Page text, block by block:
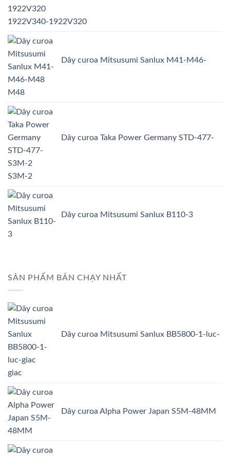
1922V340-1922V320
Dây curoa Mitsusumi Sanlux M41-M46-
M48
Dây curoa Taka Power Germany STD-477-
S3M-2
Dây curoa Mitsusumi Sanlux B110-3
SẢN PHẨM BÁN CHẠY NHẤT
Dây curoa Mitsusumi Sanlux BB5800-1-luc-
giac
Dây curoa Alpha Power Japan S5M-48MM